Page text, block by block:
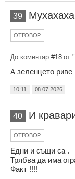
39 Мухахаха
ОТГОВОР
До коментар #18 от
А зеленцето
10:11 08.07.2026
40 И
ОТГОВОР
Едни и същи са .
Трябва да има
Факт !!!!